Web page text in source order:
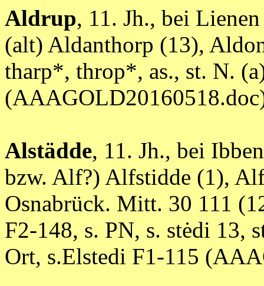
Aldrup, 11. Jh., bei
(alt) Aldanthorp (13),
tharp*, throp*, as., st. N.
Alstädde, 11. Jh., bei
bzw. Alf?) Alfstidde (1),
Osnabrück. Mitt. 30 111
F2-148, s. PN, s. stėdi 13,
Ort, s.Elstedi F1-115